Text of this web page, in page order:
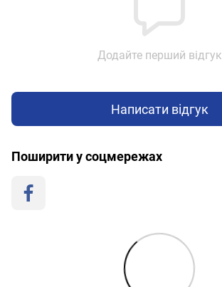
Додайте перший відгук
Написати відгук
Поширити у соцмережах